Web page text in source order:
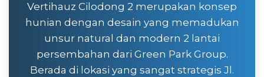
Vertihauz Cilodong 2 merupakan konsep
hunian dengan desain yang memadukan
unsur natural dan modern 2 lantai
persembahan dari Green Park Group.
Berada di lokasi yang sangat strategis Jl.